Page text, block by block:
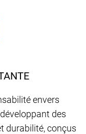
envers
des
durabilité, conçus